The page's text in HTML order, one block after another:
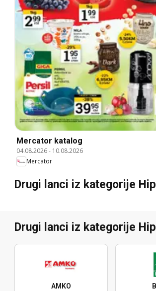
Mercator katalog
04.08.2026- 10.08.2026
Mercator
Drugi lanci iz kategorije
Drugi lanci iz kategorije
AMKO